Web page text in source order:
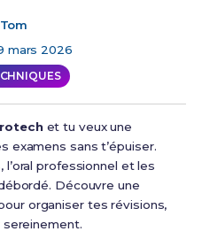
Tom
mars 2026
et tu veux une
examens sans t’épuiser.
professionnel et les
Découvre une
organiser tes révisions,